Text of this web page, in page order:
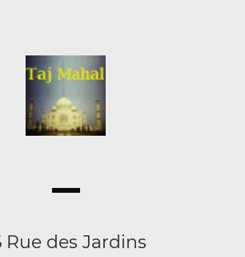
Rue des Jardins